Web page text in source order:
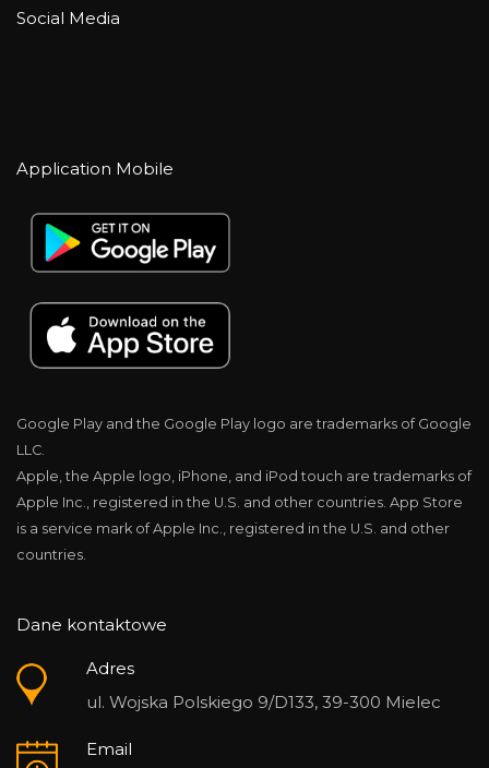
Social Media
Application Mobile
Google Play and the Google Play logo are trademarks of Google
LLC.
Apple, the Apple logo, iPhone, and iPod touch are trademarks of
Apple Inc., registered in the U.S. and other countries. App Store
is a service mark of Apple Inc., registered in the U.S. and other
countries.
Dane kontaktowe
Adres
ul. Wojska Polskiego 9/D133, 39-300 Mielec
Email